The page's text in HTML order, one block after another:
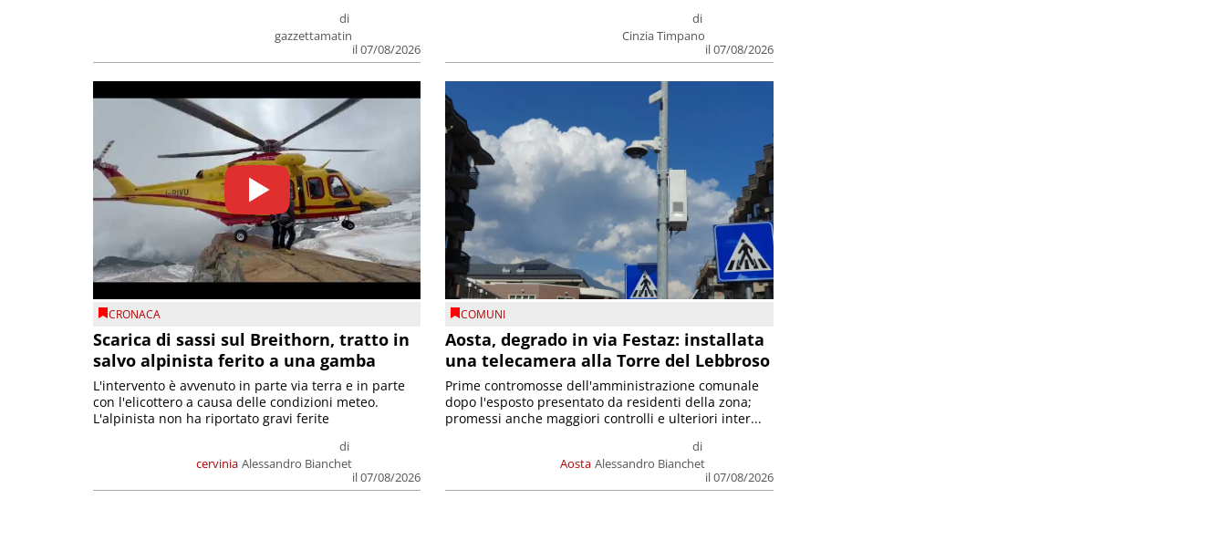
di
gazzettamatin
il 07/08/2026
di
Cinzia Timpano
il 07/08/2026
CRONACA
Scarica di sassi sul Breithorn, tratto in
salvo alpinista ferito a una gamba
cervinia
di
Alessandro Bianchet
il 07/08/2026
L'intervento è avvenuto in parte via terra e in parte
con l'elicottero a causa delle condizioni meteo.
L'alpinista non ha riportato gravi ferite
COMUNI
Aosta, degrado in via Festaz: installata
una telecamera alla Torre del Lebbroso
Aosta
di
Alessandro Bianchet
il 07/08/2026
Prime contromosse dell'amministrazione comunale
dopo l'esposto presentato da residenti della zona;
promessi anche maggiori controlli e ulteriori inter...